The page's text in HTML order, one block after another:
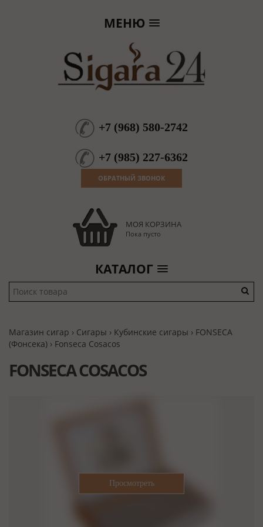
МЕНЮ
+7 (968) 580-2742
+7 (985) 227-6362
ОБРАТНЫЙ ЗВОНОК
МОЯ КОРЗИНА
Пока пусто
КАТАЛОГ
Магазин сигар › Сигары › Кубинские сигары › FONSECA
(Фонсека) › Fonseca Cosacos
FONSECA COSACOS